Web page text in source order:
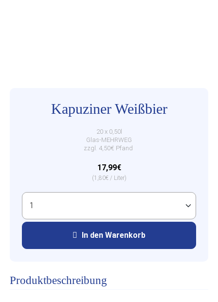
Kapuziner Weißbier
20 x 0,50l
Glas-MEHRWEG
zzgl. 4,50€ Pfand
17,99€
(1,80€ / Liter)
In den Warenkorb
Produktbeschreibung